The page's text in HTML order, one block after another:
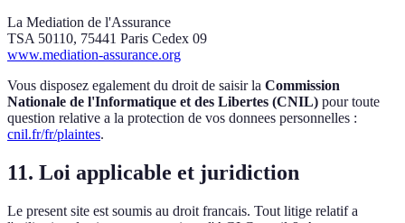
La Mediation de l'Assurance
TSA 50110, 75441 Paris Cedex 09
www.mediation-assurance.org
Vous disposez egalement du droit de saisir la Commission
Nationale de l'Informatique et des Libertes (CNIL) pour toute
question relative a la protection de vos donnees personnelles :
cnil.fr/fr/plaintes.
11. Loi applicable et juridiction
Le present site est soumis au droit francais. Tout litige relatif a